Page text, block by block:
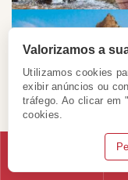
Wat Chedi
Valorizamos a
Utilizamos cookies
exibir anúncios ou
tráfego. Ao clicar em
cookies.